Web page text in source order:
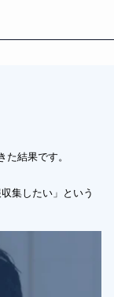
結果です。
集したい」という